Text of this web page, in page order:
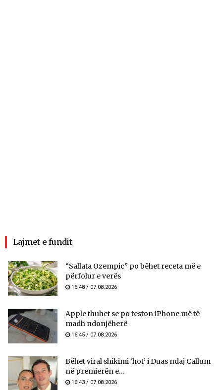
Lajmet e fundit
“Sallata Ozempic” po bëhet receta më e
përfolur e verës
16:48 / 07.08.2026
Apple thuhet se po teston iPhone më të
madh ndonjëherë
16:45 / 07.08.2026
Bëhet viral shikimi ‘hot’ i Duas ndaj Callum
në premierën e...
16:43 / 07.08.2026